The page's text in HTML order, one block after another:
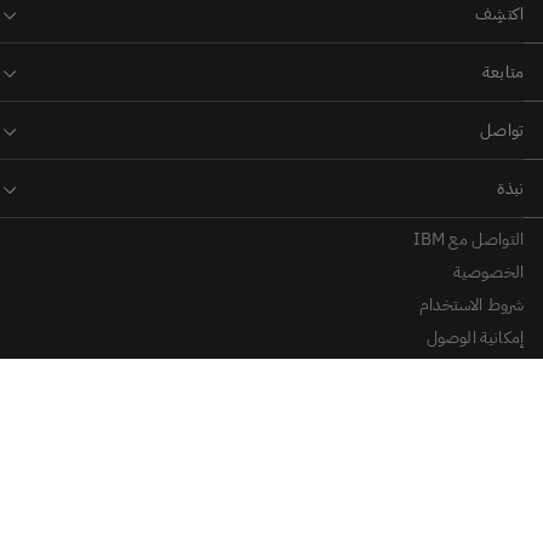
التواصل مع IBM
الخصوصية
شروط الاستخدام
إمكانية الوصول